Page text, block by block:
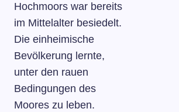
Hochmoors war bereits
im Mittelalter besiedelt.
Die einheimische
Bevölkerung lernte,
unter den rauen
Bedingungen des
Moores zu leben.